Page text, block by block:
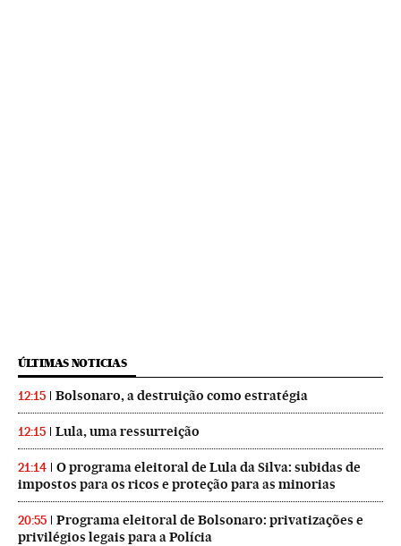
ÚLTIMAS NOTICIAS
12:15 Bolsonaro, a destruição como estratégia
12:15 Lula, uma ressurreição
21:14
O programa eleitoral de Lula da Silva: subidas de
impostos para os ricos e proteção para as minorias
20:55
Programa eleitoral de Bolsonaro: privatizações e
privilégios legais para a Polícia